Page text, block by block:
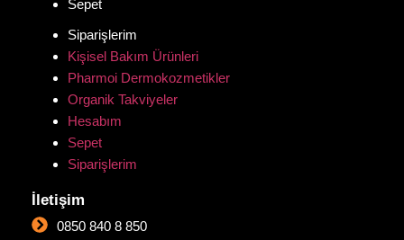
Sepet
Siparişlerim
Kişisel Bakım Ürünleri
Pharmoi Dermokozmetikler
Organik Takviyeler
Hesabım
Sepet
Siparişlerim
İletişim
0850 840 8 850